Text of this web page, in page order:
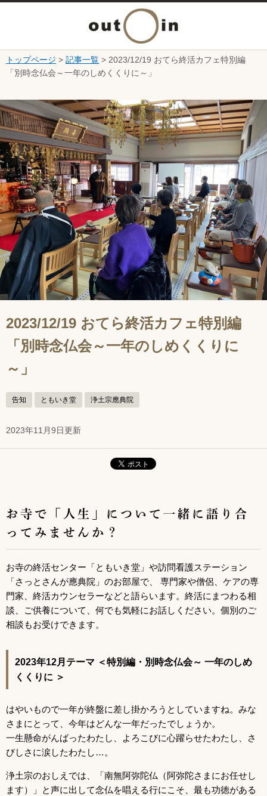
本文へ
ニ
ュ
ー
を
開
く
トップページ > 記事一覧 > 2023/12/19 おてら終活カフェ特別編
「別時念仏会～一年のしめくくりに～」
2023/12/19 おてら終活カフェ特別編
「別時念仏会～一年のしめくくりに
～」
告知 ともいき堂 浄土宗應典院
2023年11月9日更新
お寺で「人生」について一緒に語り合
ってみませんか？
お寺の終活センター「ともいき堂」や訪問看護ステーション
「さっとさんが應典院」のお部屋で、 専門家や僧侶、ケアの専
門家、終活カウンセラーなどと語らいます。終活にまつわる相
談、ご供養について、何でも気軽にお話しください。個別のご
相談もお受けできます。
2023年12月テーマ ＜特別編・別時念仏会～ 一年のしめ
くくりに ＞
はやいもので一年が終盤に差し掛かろうとしていますね。みな
さまにとって、今年はどんな一年だったでしょうか。
一生懸命がんばったわたし、よろこびに心躍らせたわたし、さ
びしさに涙したわたし…。
浄土宗のおしえでは、「南無阿弥陀仏（阿弥陀さまにお任せし
ます）」と声に出して念仏を唱える行にこそ、最も功徳がある